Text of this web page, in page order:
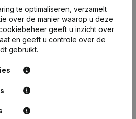
over dit
in een oogopslag
of granulaire details
te optimaliseren, verzamelt
over de manier waarop u deze
geeft u inzicht over
en geeft u controle over de
gebruikt.